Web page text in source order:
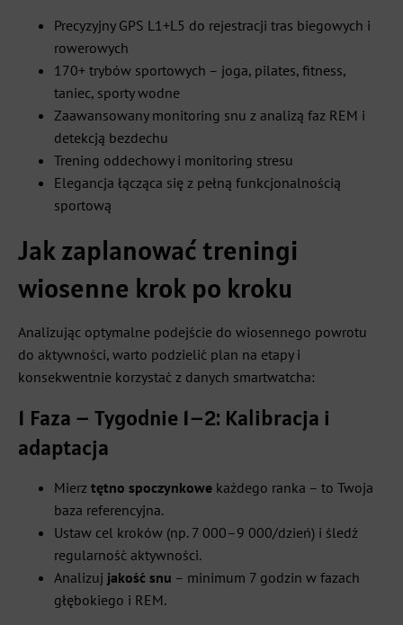
Precyzyjny GPS L1+L5 do rejestracji tras biegowych i
rowerowych
170+ trybów sportowych – joga, pilates, fitness,
taniec, sporty wodne
Zaawansowany monitoring snu z analizą faz REM i
detekcją bezdechu
Trening oddechowy i monitoring stresu
Elegancja łącząca się z pełną funkcjonalnością
sportową
Jak zaplanować treningi
wiosenne krok po kroku
Analizując optymalne podejście do wiosennego powrotu
do aktywności, warto podzielić plan na etapy i
konsekwentnie korzystać z danych smartwatcha:
1 Faza – Tygodnie 1–2: Kalibracja i
adaptacja
Mierz tętno spoczynkowe każdego ranka – to Twoja
baza referencyjna.
Ustaw cel kroków (np. 7 000–9 000/dzień) i śledź
regularność aktywności.
Analizuj jakość snu – minimum 7 godzin w fazach
głębokiego i REM.